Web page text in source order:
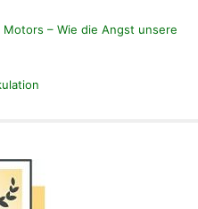
– Wie die Angst unsere